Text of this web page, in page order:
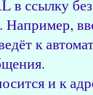
в ссылку
Например,
к
и к